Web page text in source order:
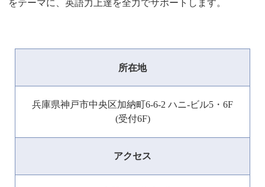
をテーマに、英語力上達を全力でサポートします。
所在地
兵庫県神戸市中央区加納町6-6-2 ハニ-ビル5・6F
(受付6F)
アクセス